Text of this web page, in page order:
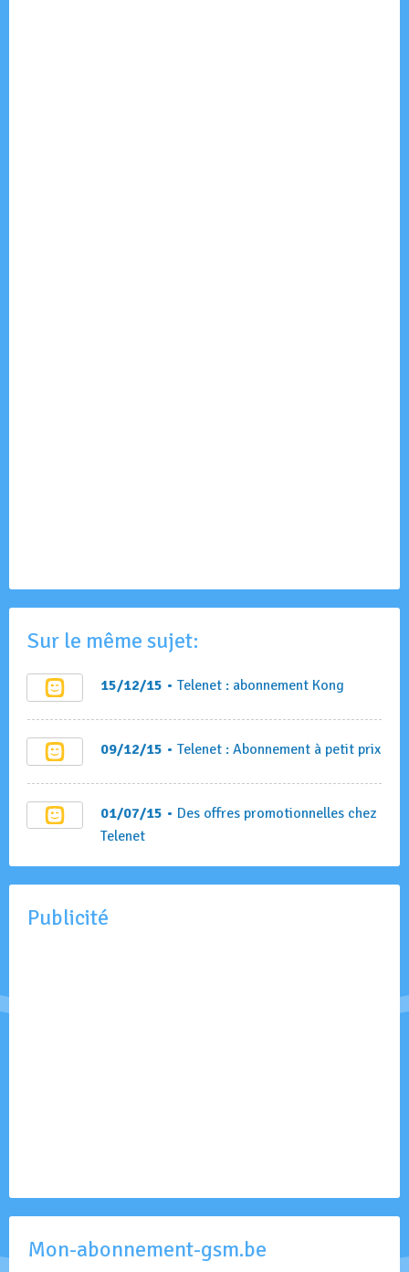
Sur le même sujet:
15/12/15 • Telenet : abonnement Kong
09/12/15 • Telenet : Abonnement à petit prix
01/07/15 • Des offres promotionnelles chez
Telenet
Publicité
Mon-abonnement-gsm.be